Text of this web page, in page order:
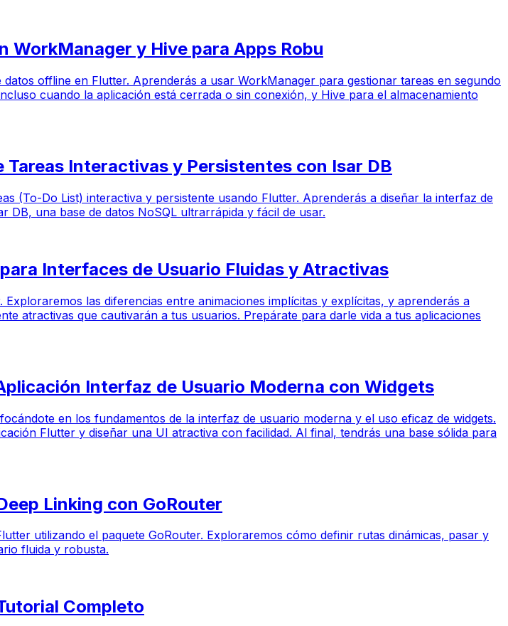
y Hive para Apps Robu
offline en Flutter. Aprenderás a usar WorkManager para gestionar tareas en segundo
cuando la aplicación está cerrada o sin conexión, y Hive para el almacenamiento
Interactivas y Persistentes con Isar DB
(To-Do List) interactiva y persistente usando Flutter. Aprenderás a diseñar la interfaz de
DB, una base de datos NoSQL ultrarrápida y fácil de usar.
Interfaces de Usuario Fluidas y Atractivas
las diferencias entre animaciones implícitas y explícitas, y aprenderás a
atractivas que cautivarán a tus usuarios. Prepárate para darle vida a tus aplicaciones
Interfaz de Usuario Moderna con Widgets
en los fundamentos de la interfaz de usuario moderna y el uso eficaz de widgets.
Flutter y diseñar una UI atractiva con facilidad. Al final, tendrás una base sólida para
Linking con GoRouter
utilizando el paquete GoRouter. Exploraremos cómo definir rutas dinámicas, pasar y
fluida y robusta.
Completo